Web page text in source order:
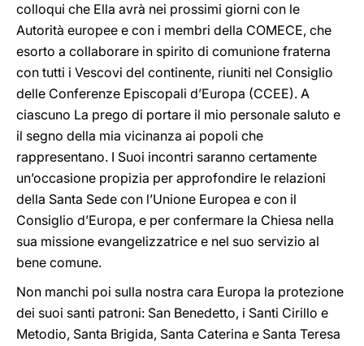
colloqui che Ella avrà nei prossimi giorni con le
Autorità europee e con i membri della COMECE, che
esorto a collaborare in spirito di comunione fraterna
con tutti i Vescovi del continente, riuniti nel Consiglio
delle Conferenze Episcopali d’Europa (CCEE). A
ciascuno La prego di portare il mio personale saluto e
il segno della mia vicinanza ai popoli che
rappresentano. I Suoi incontri saranno certamente
un’occasione propizia per approfondire le relazioni
della Santa Sede con l’Unione Europea e con il
Consiglio d’Europa, e per confermare la Chiesa nella
sua missione evangelizzatrice e nel suo servizio al
bene comune.
Non manchi poi sulla nostra cara Europa la protezione
dei suoi santi patroni: San Benedetto, i Santi Cirillo e
Metodio, Santa Brigida, Santa Caterina e Santa Teresa